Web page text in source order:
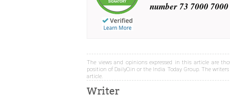
number 73 7000 7000
The views and opinions expressed in this article are
position of DailyO.in or the India Today Group. The
article.
Writer